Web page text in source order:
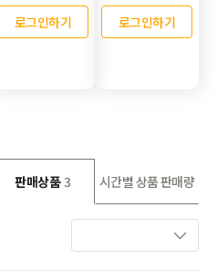
로그인하기 로그인하기
판매상품 3 시간별 상품 판매량